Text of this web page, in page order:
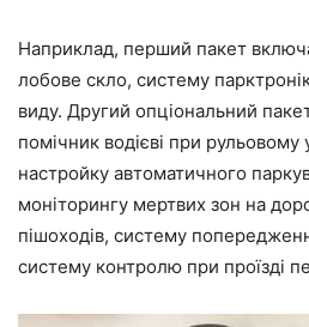
Наприклад, перший пакет
лобове скло, систему
виду. Другий опціональний
помічник водієві при рульовому
настройку автоматичного
моніторингу мертвих зон на
пішоходів, систему
систему контролю при проїзді